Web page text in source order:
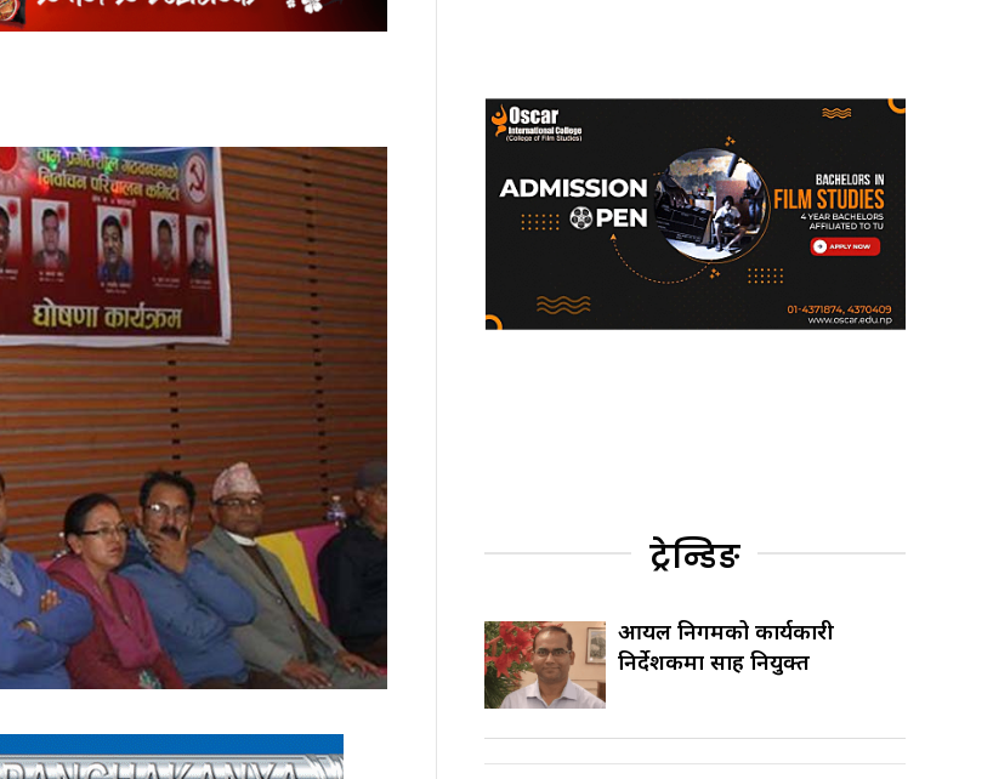
ट्रेन्डिङ
आयल निगमको कार्यकारी
निर्देशकमा साह नियुक्त